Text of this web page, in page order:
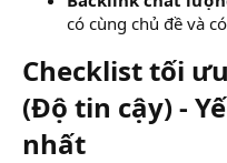
có cùng chủ đề và
Checklist tối
(Độ tin cậy) -
nhất​